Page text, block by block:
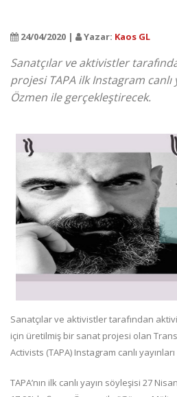
24/04/2020 | Yazar: Kaos GL
Sanatçılar ve aktivistler
projesi TAPA ilk Instagram canlı
Özmen ile gerçekleştirecek.
Sanatçılar ve aktivistler tarafından
için üretilmiş bir sanat projesi olan
Activists (TAPA) Instagram canlı
TAPA’nın ilk canlı yayın söyleşisi 27